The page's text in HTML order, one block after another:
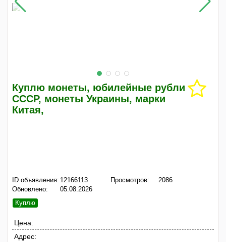
Куплю монеты, юбилейные рубли
СССР, монеты Украины, марки
Китая,
ID объявления: 12166113
Обновлено:
05.08.2026
Просмотров: 2086
Куплю
Цена:
Адрес: